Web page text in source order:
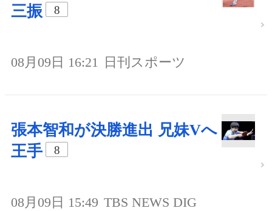
三振
8
08月09日 16:21 日刊スポーツ
張本智和が決勝進出 兄妹Vへ
王手
8
08月09日 15:49 TBS NEWS DIG